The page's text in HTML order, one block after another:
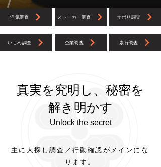
浮気調査
いじめ調査
ストーカー調査
企業調査
サボリ調査
素行調査
真実を究明し、秘密を
解き明かす
主に人探し調査／行動確認がメインにな
ります。
Unlock the secret